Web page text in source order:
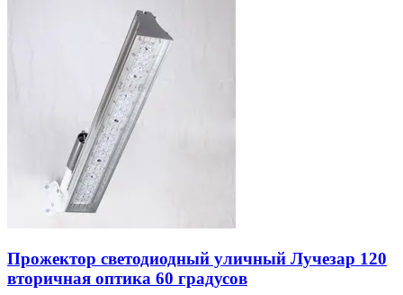
Прожектор светодиодный уличный Лучезар 120
вторичная оптика 60 градусов